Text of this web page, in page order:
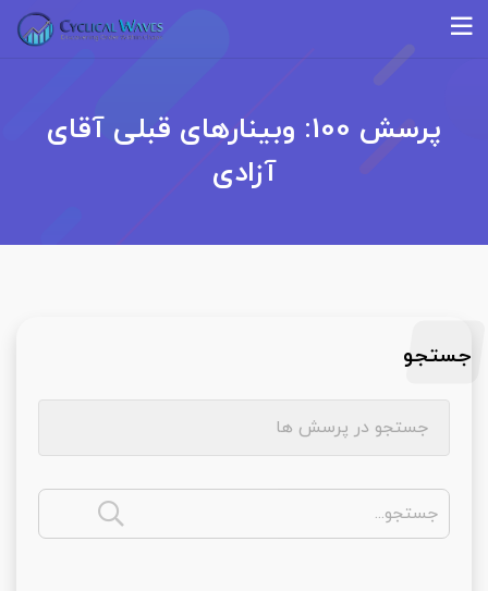
پرسش 100: وبینارهای قبلی آقای
آزادی
جستجو